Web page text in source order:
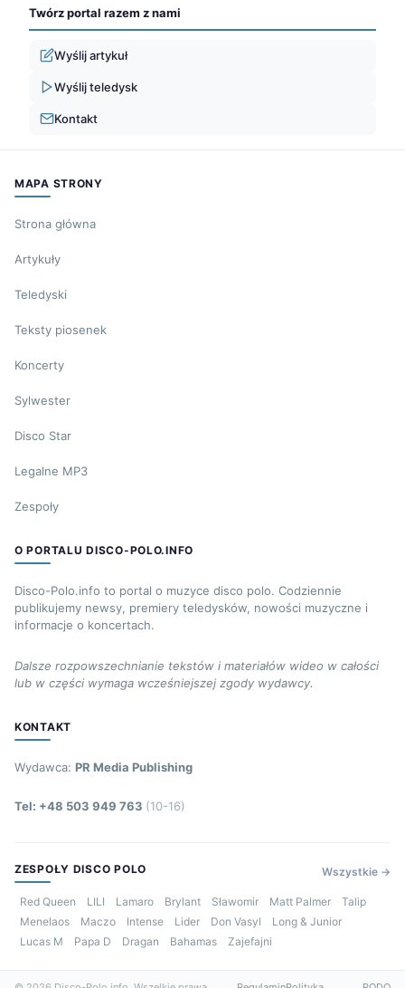
Twórz portal razem z nami
Wyślij artykuł
Wyślij teledysk
Kontakt
MAPA STRONY
Strona główna
Artykuły
Teledyski
Teksty piosenek
Koncerty
Sylwester
Disco Star
Legalne MP3
Zespoły
O PORTALU DISCO-POLO.INFO
Disco-Polo.info to portal o muzyce disco polo. Codziennie
publikujemy newsy, premiery teledysków, nowości muzyczne i
informacje o koncertach.
Dalsze rozpowszechnianie tekstów i materiałów wideo w całości
lub w części wymaga wcześniejszej zgody wydawcy.
KONTAKT
Wydawca: PR Media Publishing
Tel: +48 503 949 763 (10-16)
ZESPOŁY DISCO POLO Wszystkie →
Red Queen LILI Lamaro Brylant Sławomir Matt Palmer
Talip
Menelaos
Maczo Intense Lider Don Vasyl
Long & Junior
Lucas M
Papa D Dragan Bahamas Zajefajni